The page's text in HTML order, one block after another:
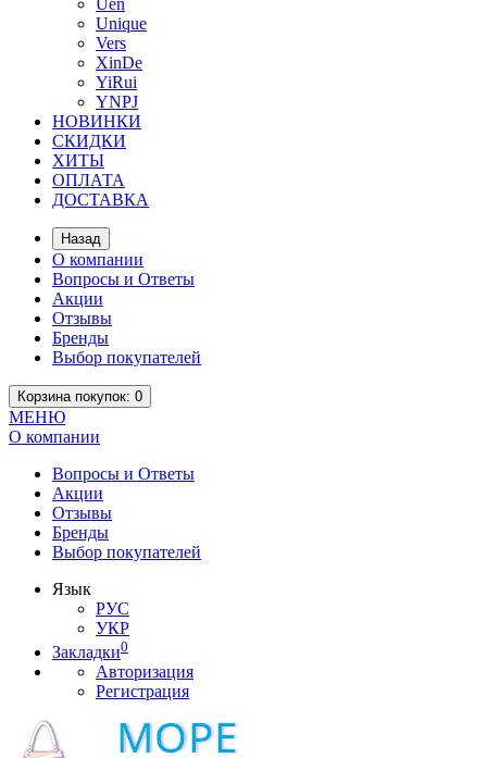
Uen
Unique
Vers
XinDe
YiRui
YNPJ
НОВИНКИ
СКИДКИ
ХИТЫ
ОПЛАТА
ДОСТАВКА
Назад
О компании
Вопросы и Ответы
Акции
Отзывы
Бренды
Выбор покупателей
Корзинапокупок: 0
МЕНЮ
О компании
Вопросы и Ответы
Акции
Отзывы
Бренды
Выбор покупателей
Язык
РУС
УКР
Закладки0
Авторизация
Регистрация